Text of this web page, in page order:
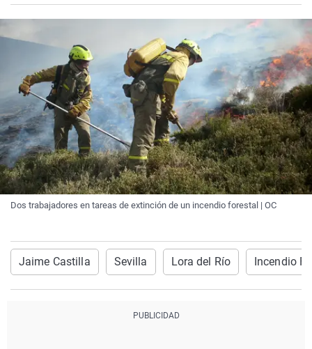
Dos trabajadores en tareas de extinción de un incendio forestal | OC
Jaime Castilla Sevilla Lora del Río Incendio